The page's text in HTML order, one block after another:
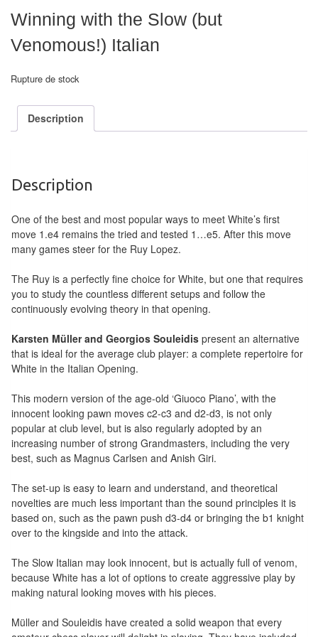
Pendules
pour
aveugles
Livres
anglais
Livres
en
français
Accessoires
Jeux
de
société
Jeux
de
cartes
à
Collectionner
(TCG)
Les
Winning with the Slow (but
Venomous!) Italian
Rupture de stock
Description
Description
One of the best and most popular ways to meet White’s first
move 1.e4 remains the tried and tested 1…e5. After this move
many games steer for the Ruy Lopez.
The Ruy is a perfectly fine choice for White, but one that requires
you to study the countless different setups and follow the
continuously evolving theory in that opening.
Karsten Müller and Georgios Souleidis present an alternative
that is ideal for the average club player: a complete repertoire for
White in the Italian Opening.
This modern version of the age-old ‘Giuoco Piano’, with the
innocent looking pawn moves c2-c3 and d2-d3, is not only
popular at club level, but is also regularly adopted by an
increasing number of strong Grandmasters, including the very
best, such as Magnus Carlsen and Anish Giri.
The set-up is easy to learn and understand, and theoretical
novelties are much less important than the sound principles it is
based on, such as the pawn push d3-d4 or bringing the b1 knight
over to the kingside and into the attack.
The Slow Italian may look innocent, but is actually full of venom,
because White has a lot of options to create aggressive play by
making natural looking moves with his pieces.
Müller and Souleidis have created a solid weapon that every